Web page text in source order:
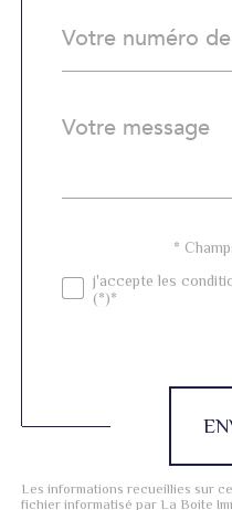
*
Fieldset
Message
Validation
*
j'accepte les
(*)*
Les informations recueillies sur
fichier informatisé par La Boite